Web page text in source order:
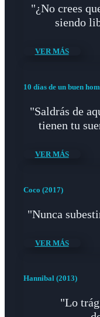
"¿No crees
siendo
VER MÁS
10 días de un buen
"Saldrás de
tienen tu
VER MÁS
Coco (2017)
"Nunca
VER MÁS
Hannibal (2013)
"Lo